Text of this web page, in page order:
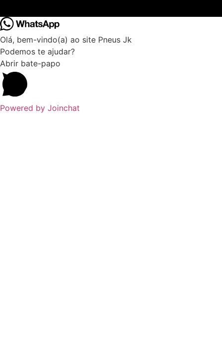
Olá, bem-vindo(a) ao site Pneus Jk
Podemos te ajudar?
Abrir bate-papo
Powered by Joinchat